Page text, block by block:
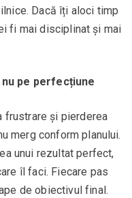
Dacă îți aloci timp
fi mai disciplinat și mai
pe perfecțiune
frustrare și pierderea
merg conform planului.
unui rezultat perfect,
îl faci. Fiecare pas
de obiectivul final.